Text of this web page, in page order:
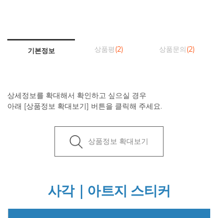
기본정보 상품평 (2) 상품문의 (2)
상세정보를 확대해서 확인하고 싶으실 경우
아래 [상품정보 확대보기] 버튼을 클릭해 주세요.
상품정보 확대보기
사각｜아트지 스티커